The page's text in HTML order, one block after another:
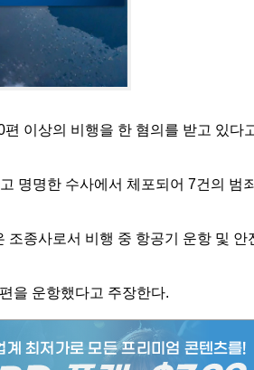
이상의 비행을 한 혐의를 받고 있다
명명한 수사에서 체포되어 7건의 범
조종사로서 비행 중 항공기 운항 및 안
을 운항했다고 주장한다.